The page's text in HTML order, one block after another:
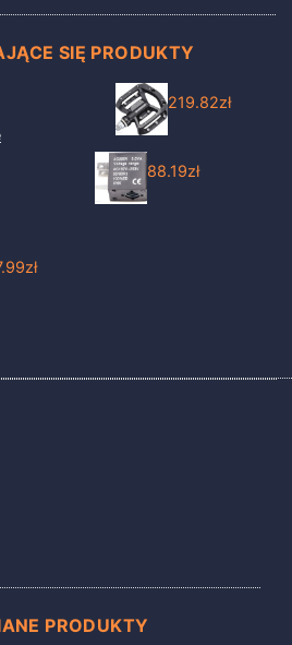
SIĘ PRODUKTY
219.82zł
88.19zł
zł
PRODUKTY